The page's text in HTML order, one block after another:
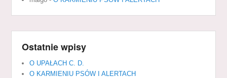
Ostatnie wpisy
O UPAŁACH C. D.
O KARMIENIU PSÓW I ALERTACH